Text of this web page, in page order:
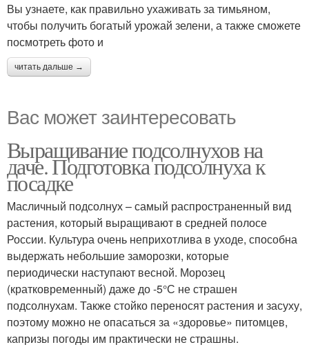
Вы узнаете, как правильно ухаживать за тимьяном,
чтобы получить богатый урожай зелени, а также сможете
посмотреть фото и
читать дальше →
Вас может заинтересовать
Выращивание подсолнухов на
даче. Подготовка подсолнуха к
посадке
Масличный подсолнух – самый распространенный вид
растения, который выращивают в средней полосе
России. Культура очень неприхотлива в уходе, способна
выдержать небольшие заморозки, которые
периодически наступают весной. Морозец
(кратковременный) даже до -5°С не страшен
подсолнухам. Также стойко переносят растения и засуху,
поэтому можно не опасаться за «здоровье» питомцев,
капризы погоды им практически не страшны.